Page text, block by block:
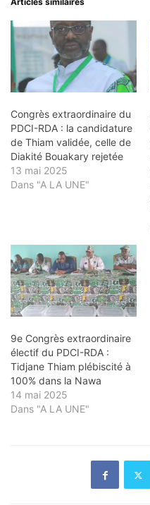
Congrès extraordinaire du
PDCI-RDA : la candidature
de Thiam validée, celle de
Diakité Bouakary rejetée
13 mai 2025
Dans "A LA UNE"
9e Congrès extraordinaire
électif du PDCI-RDA :
Tidjane Thiam plébiscité à
100% dans la Nawa
14 mai 2025
Dans "A LA UNE"